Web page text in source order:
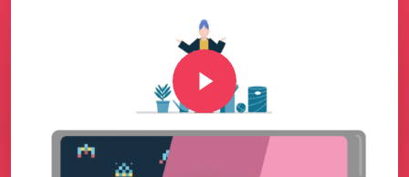
Play Video